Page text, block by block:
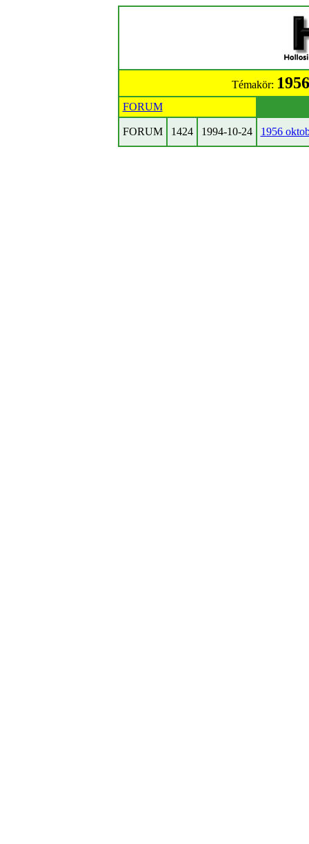
Témakör:
FORUM
FORUM 1424 1994-10-24 1956